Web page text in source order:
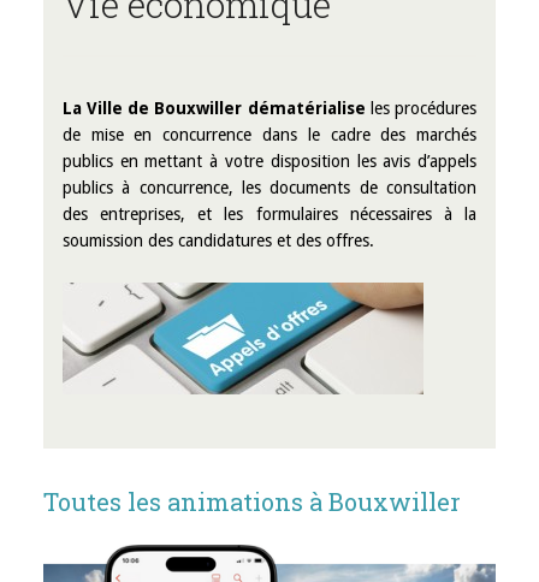
La Ville de Bouxwiller dématérialise les procédures
de mise en concurrence dans le cadre des marchés
publics en mettant à votre disposition les avis d’appels
publics à concurrence, les documents de consultation
des entreprises, et les formulaires nécessaires à la
soumission des candidatures et des offres.
Toutes les animations à Bouxwiller